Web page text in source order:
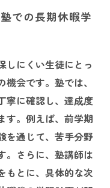
での長期休暇学
しにくい生徒にとっ
会です。塾では、
寧に確認し、達成度
す。例えば、前学期
を通じて、苦手分野
。さらに、塾講師は
もとに、具体的な次